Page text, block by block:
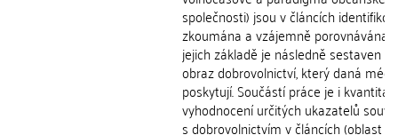
společnosti) jsou v článcích
zkoumána a vzájemně porovnávána
jejich základě je následně sestaven
obraz dobrovolnictví, který daná
poskytují. Součástí práce je i
vyhodnocení určitých ukazatelů
s dobrovolnictvím v článcích (oblast